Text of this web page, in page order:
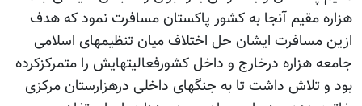
هزاره مقیم آنجا به کشور پاکستان مسافرت نمود که هدف
ازین مسافرت ایشان حل اختلاف میان تنظیمهای اسلامی
جامعه هزاره درخارج و داخل کشورفعالیتهایش را متمرکزکرده
بود و تلاش داشت تا به جنگهای داخلی درهزارستان مرکزی